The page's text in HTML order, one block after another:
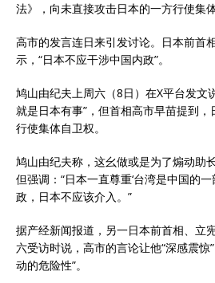
法》，向未直接攻击日本的一方行使集体
高市的发言连日来引发讨论。日本前首
示，“日本不应干涉中国内政”。
鸠山由纪夫上周六（8日）在X平台发文
就是日本有事”，但首相高市早苗提到
行使集体自卫权。
鸠山由纪夫称，这幺做或是为了煽动助
但强调：“日本一直尊重‘台湾是中国的
政，日本不应该介入。”
据产经新闻报道，另一日本前首相、立
六受访时说，高市的言论让他“深感震惊
动的危险性”。